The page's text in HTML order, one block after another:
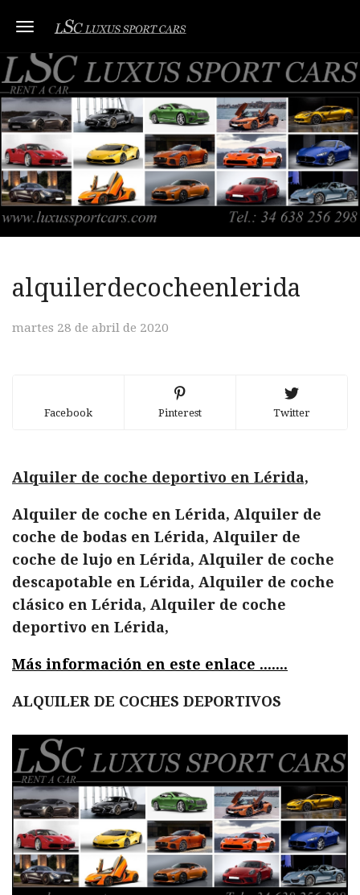
Toggle navigation
alquilerdecocheenlerida
martes 28 de abril de 2020
Facebook Pinterest Twitter
Alquiler de coche deportivo en Lérida,
Alquiler de coche en Lérida, Alquiler de
coche de bodas en Lérida, Alquiler de
coche de lujo en Lérida, Alquiler de coche
descapotable en Lérida, Alquiler de coche
clásico en Lérida, Alquiler de coche
deportivo en Lérida,
Más información en este enlace .......
ALQUILER DE COCHES DEPORTIVOS